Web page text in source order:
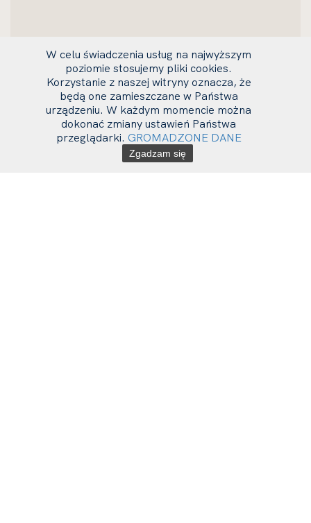
W celu świadczenia usług na najwyższym
poziomie stosujemy pliki cookies.
Korzystanie z naszej witryny oznacza, że
będą one zamieszczane w Państwa
urządzeniu. W każdym momencie można
dokonać zmiany ustawień Państwa
przeglądarki. GROMADZONE DANE
Zgadzam się